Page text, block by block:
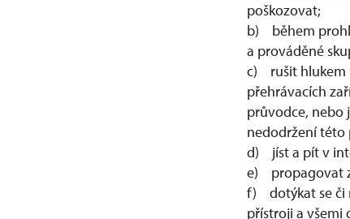
poškozovat;
b) během
a prováděné
c) rušit hlukem
přehrávacích
průvodce, nebo
nedodržení této
d) jíst a pít v
e) propagovat
f) dotýkat se či
přístroji a všemi